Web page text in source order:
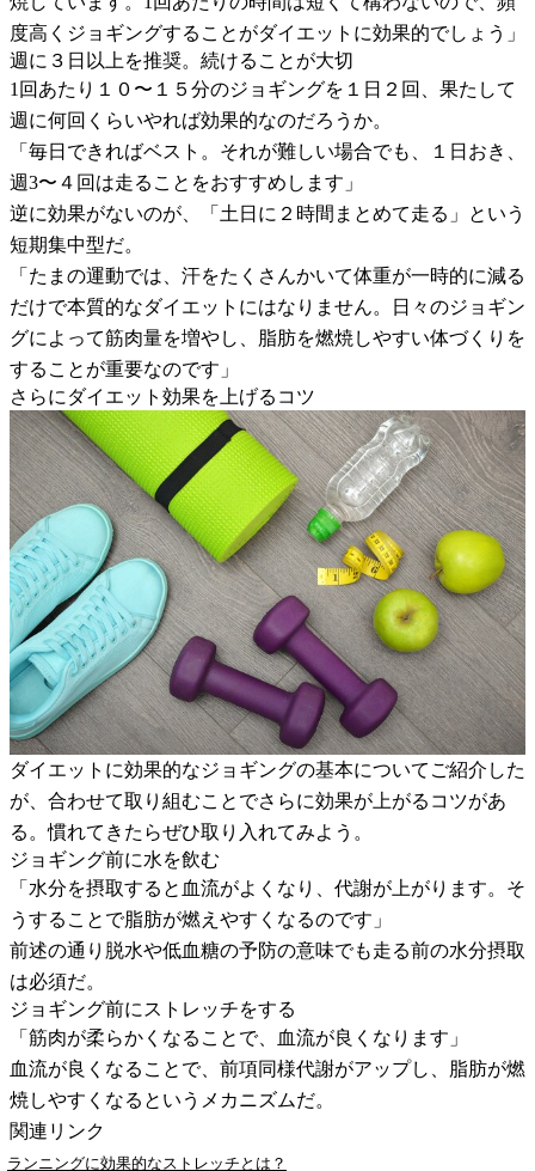
度高くジョギングすることがダイエットに効果的でしょう」
週に３日以上を推奨。続けることが大切
1回あたり１０〜１５分のジョギングを１日２回、果たして
週に何回くらいやれば効果的なのだろうか。
「毎日できればベスト。それが難しい場合でも、１日おき、
週3〜４回は走ることをおすすめします」
逆に効果がないのが、「土日に２時間まとめて走る」という
短期集中型だ。
「たまの運動では、汗をたくさんかいて体重が一時的に減る
だけで本質的なダイエットにはなりません。日々のジョギン
グによって筋肉量を増やし、脂肪を燃焼しやすい体づくりを
することが重要なのです」
さらにダイエット効果を上げるコツ
ダイエットに効果的なジョギングの基本についてご紹介した
が、合わせて取り組むことでさらに効果が上がるコツがあ
る。慣れてきたらぜひ取り入れてみよう。
ジョギング前に水を飲む
「水分を摂取すると血流がよくなり、代謝が上がります。そ
うすることで脂肪が燃えやすくなるのです」
前述の通り脱水や低血糖の予防の意味でも走る前の水分摂取
は必須だ。
ジョギング前にストレッチをする
「筋肉が柔らかくなることで、血流が良くなります」
血流が良くなることで、前項同様代謝がアップし、脂肪が燃
焼しやすくなるというメカニズムだ。
関連リンク
ランニングに効果的なストレッチとは？